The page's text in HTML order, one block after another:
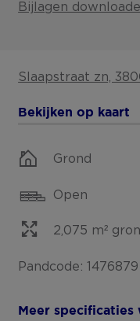
Bijlagen
Slaapstraat zn,
Bekijken op kaart
Grond
Open
2,075 m²
Pandcode: 1476879
Meer specificaties